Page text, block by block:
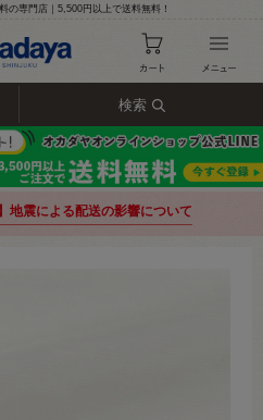
の専門店｜5,500円以上で送料無料！
検索
地震による配送の影響について